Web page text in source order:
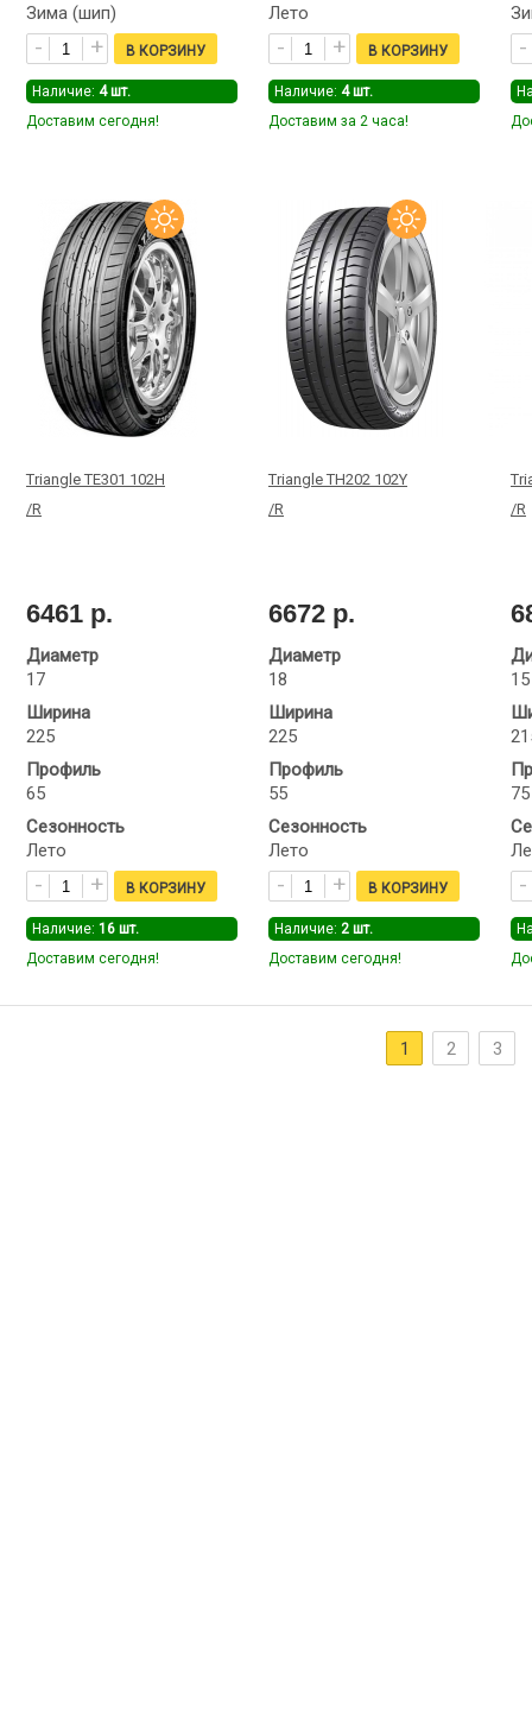
Зима (шип)
Наличие: 4шт.
Доставим сегодня!
Лето
Наличие: 4шт.
Доставим за 2 часа!
Triangle TE301 102H
/R
6461 р.
Диаметр
17
Ширина
225
Профиль
65
Сезонность
Лето
Наличие: 16 шт.
Доставим сегодня!
Triangle TH202 102Y
/R
6672 р.
Диаметр
18
Ширина
225
Профиль
55
Сезонность
Лето
Наличие: 2 шт.
Доставим сегодня!
/R
15
75
1 2 3